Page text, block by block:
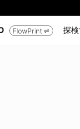
FlowPrint  探